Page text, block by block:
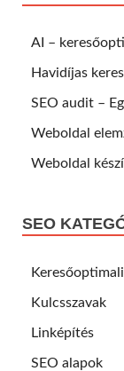
AI –
Havidíjas
SEO audit –
Weboldal
Weboldal
SEO
Kulcsszavak
Linképítés
SEO alapok